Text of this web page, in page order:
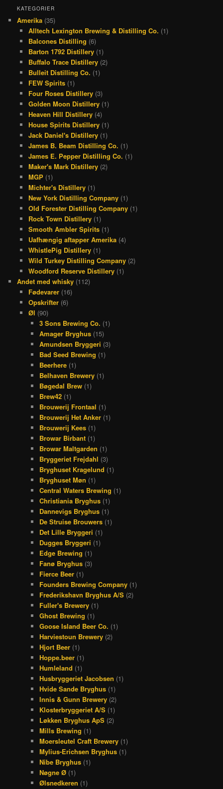
c
e
b
o
o
k
r
e
a
d
s
a
g
r
a
m
e
r
e
t
KATEGORIER
Amerika (35)
Alltech Lexington Brewing & Distilling Co. (1)
Balcones Distilling (6)
Barton 1792 Distillery(1)
Buffalo Trace Distillery(2)
Bulleit Distilling Co. (1)
FEW Spirits(1)
Four Roses Distillery(3)
Golden Moon Distillery(1)
Heaven Hill Distillery(4)
House Spirits Distillery(1)
Jack Daniel's Distillery(1)
James B. Beam Distilling Co. (1)
James E. Pepper Distilling Co. (1)
Maker's Mark Distillery(2)
MGP(1)
Michter's Distillery(1)
New York Distilling Company(1)
Old Forester Distilling Company(1)
Rock Town Distillery(1)
Smooth Ambler Spirits(1)
Uafhængig aftapper Amerika(4)
WhistlePig Distillery(1)
Wild Turkey Distilling Company(2)
Woodford Reserve Distillery(1)
Andet med whisky (112)
Fødevarer(16)
Opskrifter(6)
Øl (90)
3 Sons Brewing Co. (1)
Amager Bryghus (15)
Amundsen Bryggeri (3)
Bad Seed Brewing (1)
Beerhere (1)
Belhaven Brewery (1)
Bøgedal Brew (1)
Brew42 (1)
Brouwerij Frontaal (1)
Brouwerij Het Anker (1)
Brouwerij Kees (1)
Browar Birbant (1)
Browar Maltgarden (1)
Bryggeriet Frejdahl (3)
Bryghuset Kragelund (1)
Bryghuset Møn (1)
Central Waters Brewing (1)
Christiania Bryghus (1)
Dannevigs Bryghus (1)
De Struise Brouwers (1)
Det Lille Bryggeri (1)
Dugges Bryggeri (1)
Edge Brewing (1)
Fanø Bryghus (3)
Fierce Beer (1)
Founders Brewing Company (1)
Frederikshavn Bryghus A/S (2)
Fuller's Brewery (1)
Ghost Brewing (1)
Goose Island Beer Co. (1)
Harviestoun Brewery (2)
Hjort Beer (1)
Hoppe.beer (1)
Humleland (1)
Husbryggeriet Jacobsen (1)
Hvide Sande Bryghus (1)
Innis & Gunn Brewery (2)
Klosterbryggeriet A/S (1)
Løkken Bryghus ApS (2)
Mills Brewing (1)
Moersleutel Craft Brewery (1)
Mylius-Erichsen Bryghus (1)
Nibe Bryghus (1)
Nøgne Ø (1)
Ølsnedkeren (1)